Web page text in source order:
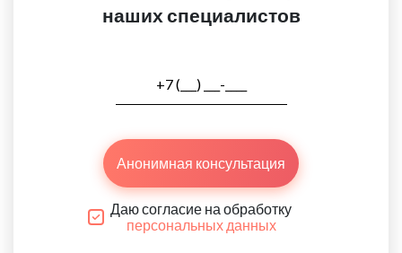
наших специалистов
Анонимная консультация
Даю согласие на обработку
персональных данных